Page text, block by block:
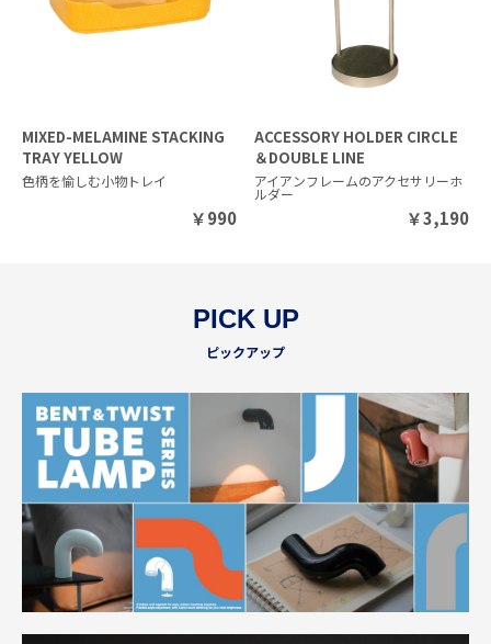
MIXED-MELAMINE STACKING
TRAY YELLOW
色柄を愉しむ小物トレイ
￥990
ACCESSORY HOLDER CIRCLE
＆DOUBLE LINE
アイアンフレームのアクセサリーホ
ルダー
￥3,190
PICK UP
ピックアップ